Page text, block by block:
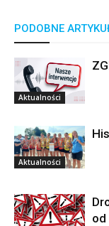
PODOBNE
Aktualności
Aktualności
od